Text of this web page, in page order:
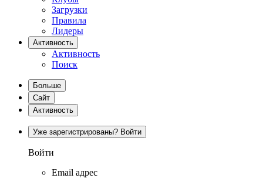
Загрузки
Правила
Лидеры
Активность
Активность
Поиск
Больше
Сайт
Активность
Уже зарегистрированы? Войти
Войти
Email адрес